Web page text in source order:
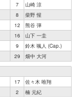
7
山崎 涼
8
柴野 惺
12
熊谷 弾
16
山下 一圭
9
鈴木 颯人 (Cap.)
29 畑中 大河
17
佐々木 唯翔
2
楠 元紀